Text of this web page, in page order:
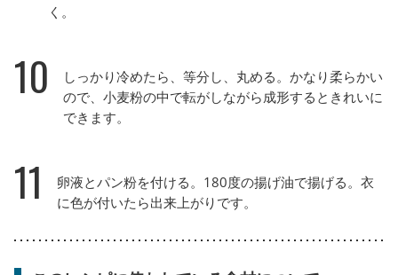
く。
10
しっかり冷めたら、等分し、丸める。かなり柔らかい
ので、小麦粉の中で転がしながら成形するときれいに
できます。
11
卵液とパン粉を付ける。180度の揚げ油で揚げる。衣
に色が付いたら出来上がりです。